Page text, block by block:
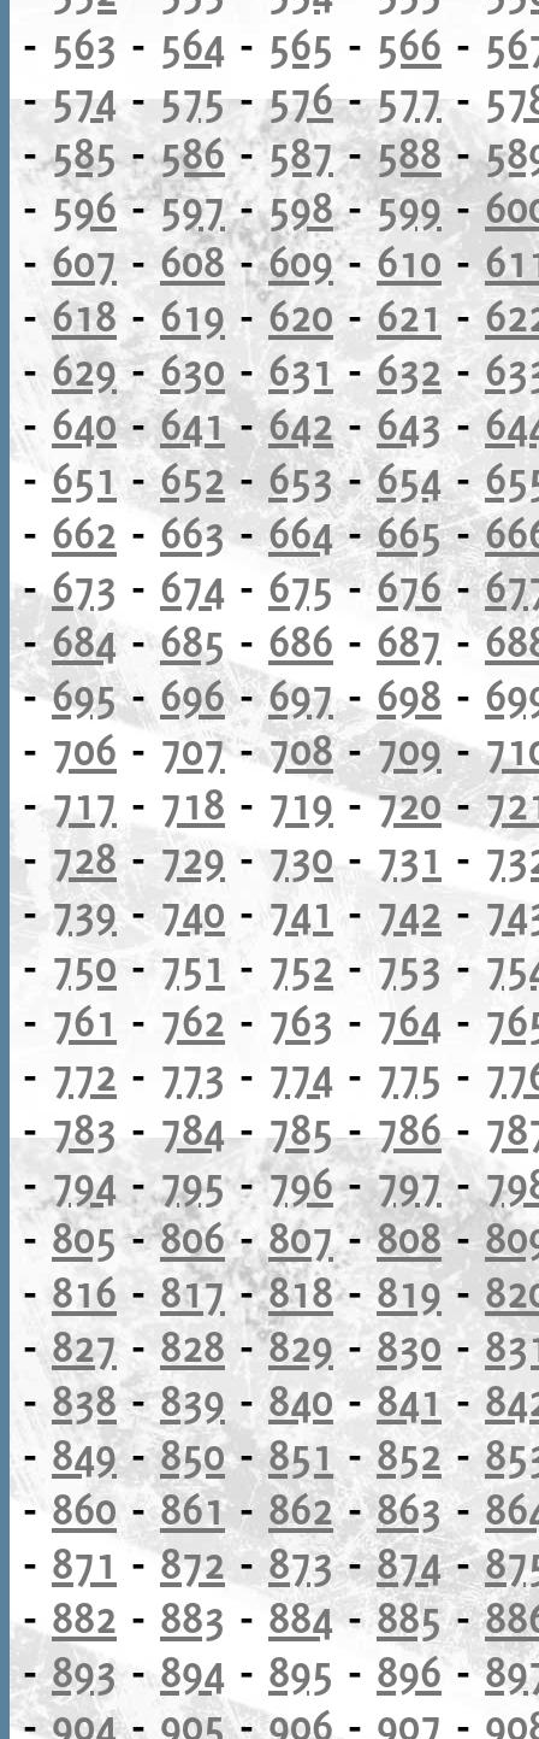
- 563 - 564 - 565 - 566 -
-574 -575-576-577-
-585-586-587-588-
- 596-597-598-599-
- 607 - 608-609- 610 -
- 618 -619 -620 - 621 -
- 629-630 -631-632 -
- 640-641-642- 643 -
- 651 -652- 653-654-
- 662 - 663-664-665-
-673 - 674 - 675-676-
-684-685 - 686 - 687 -
-695- 696-697- 698 -
- 706 - 707-708-709-
-717 - 718 - 719-720-
- 728 -729 - 730 - 731 -
-739-740 - 741 - 742 -
- 750 - 751 - 752 - 753 -
- 761 - 762 - 763 - 764 -
- 772 - 773 - 774 - 775 -
-783 -784-785-786-
- 794 -795-796-797-
- 805-806-807-808-
- 816 - 817-818- 819-
-827 -828 -829- 830 -
- 838-839 - 840-841 -
- 849-850-851 - 852 -
- 860 -861- 862-863-
- 871 -872 -873-874-
- 882 - 883 - 884-885-
-893-894 - 895 - 896-
-904- 905-906 - 907 -